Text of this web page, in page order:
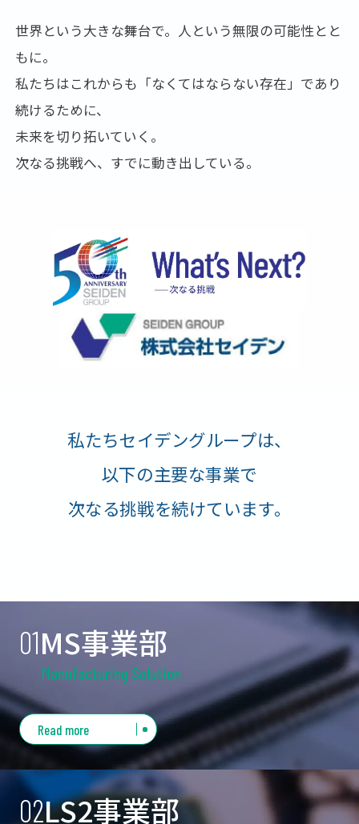
世界という大きな舞台で。人という無限の可能性とと
もに。
私たちはこれからも「なくてはならない存在」であり
続けるために、
未来を切り拓いていく。
次なる挑戦へ、すでに動き出している。
私たちセイデングループは、
以下の主要な事業で
次なる挑戦を続けています。
01MS事業部
Manufacturing Solution
お客様の価値創造のお手伝い
電子部品をはじめ製造業のお客様が必要としてい
る様々な物の販売やご提案、流通サービスを通じ
てお客様の「価値創造」のお手伝いをさせていた
Read more
02LS2事業部